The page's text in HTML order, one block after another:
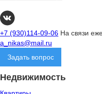
+7 (930)114-09-06 На связи
a_nikas@mail.ru
Задать вопрос
Недвижимость